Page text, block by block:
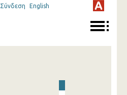
Σύνδεση English